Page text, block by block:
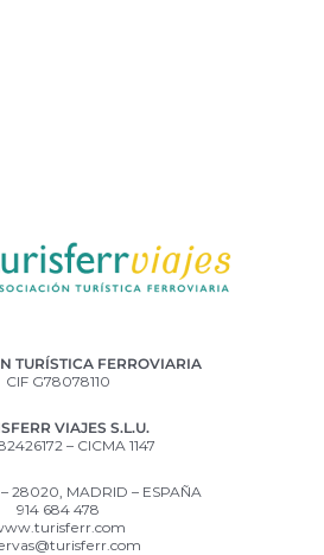
TURÍSTICA FERROVIARIA
CIF G78078110
VIAJES S.L.U.
– CICMA 1147
28020, MADRID – ESPAÑA
914 684 478